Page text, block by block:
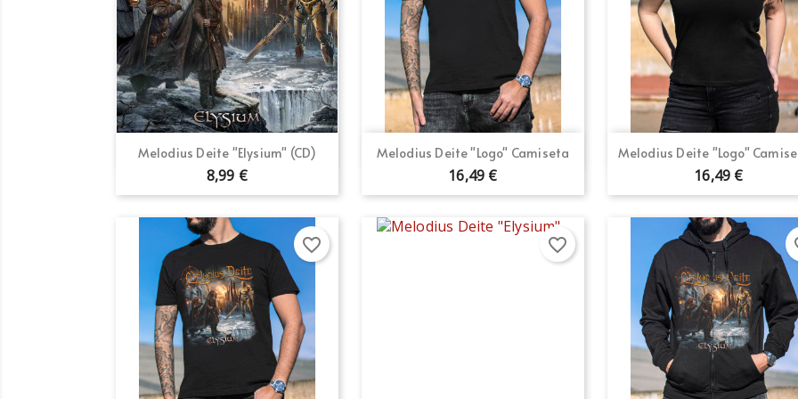
Melodius Deite "Elysium" (CD)
8,99 €
 Vista rápida Melodius Deite "Logo" Camiseta
16,49 €
Vista rápida Melodius Deite "Logo"
16,49 €
Vista rápida
favorite_border favorite_border